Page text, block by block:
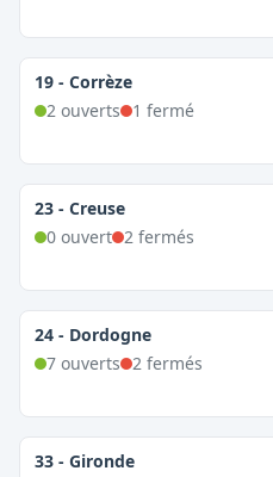
19 - Corrèze
2ouverts 1 fermé
23 - Creuse
0ouvert 2fermés
24 - Dordogne
7ouverts 2fermés
33 - Gironde